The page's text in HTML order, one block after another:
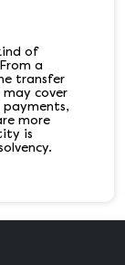
of
a
transfer
cover
payments,
more
is